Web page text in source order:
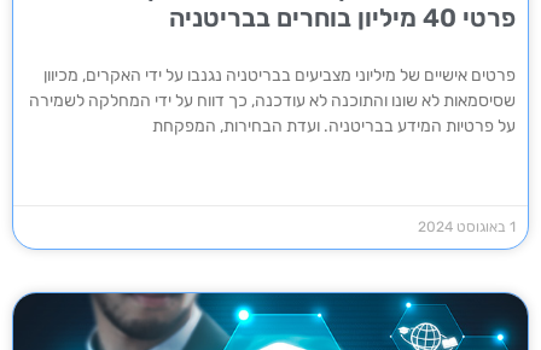
פרטי 40 מיליון בוחרים בבריטניה
פרטים אישיים של מיליוני מצביעים בבריטניה נגנבו על ידי האקרים, מכיוון
שסיסמאות לא שונו והתוכנה לא עודכנה, כך דווח על ידי המחלקה לשמירה
על פרטיות המידע בבריטניה. ועדת הבחירות, המפקחת
1 באוגוסט 2024